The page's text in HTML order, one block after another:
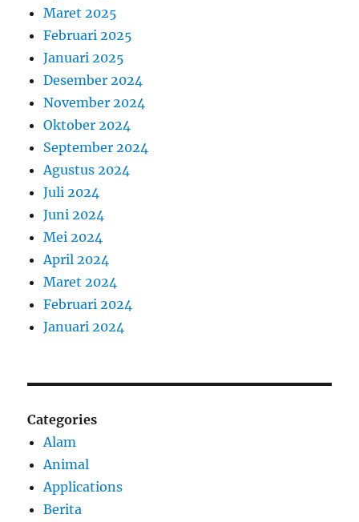
Maret 2025
Februari 2025
Januari 2025
Desember 2024
November 2024
Oktober 2024
September 2024
Agustus 2024
Juli 2024
Juni 2024
Mei 2024
April 2024
Maret 2024
Februari 2024
Januari 2024
Categories
Alam
Animal
Applications
Berita